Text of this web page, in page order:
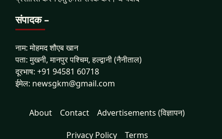
संपादक –
नाम: मोहमद शौएब खान
पता: मुखनी, मानपुर पश्चिम, हल्द्वानी (नैनीताल)
दूरभाष: +91 94581 60718
ईमेल: newsgkm@gmail.com
About Contact Advertisements (विज्ञापन)
Privacy Policy Terms